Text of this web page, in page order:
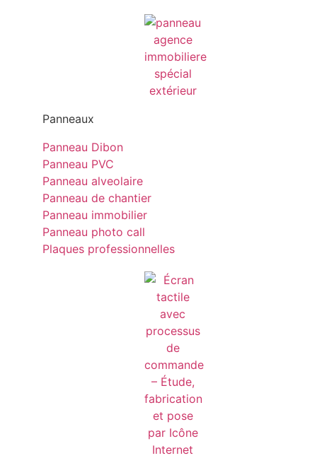
Panneaux
Panneau Dibon
Panneau PVC
Panneau alveolaire
Panneau de chantier
Panneau immobilier
Panneau photo call
Plaques professionnelles